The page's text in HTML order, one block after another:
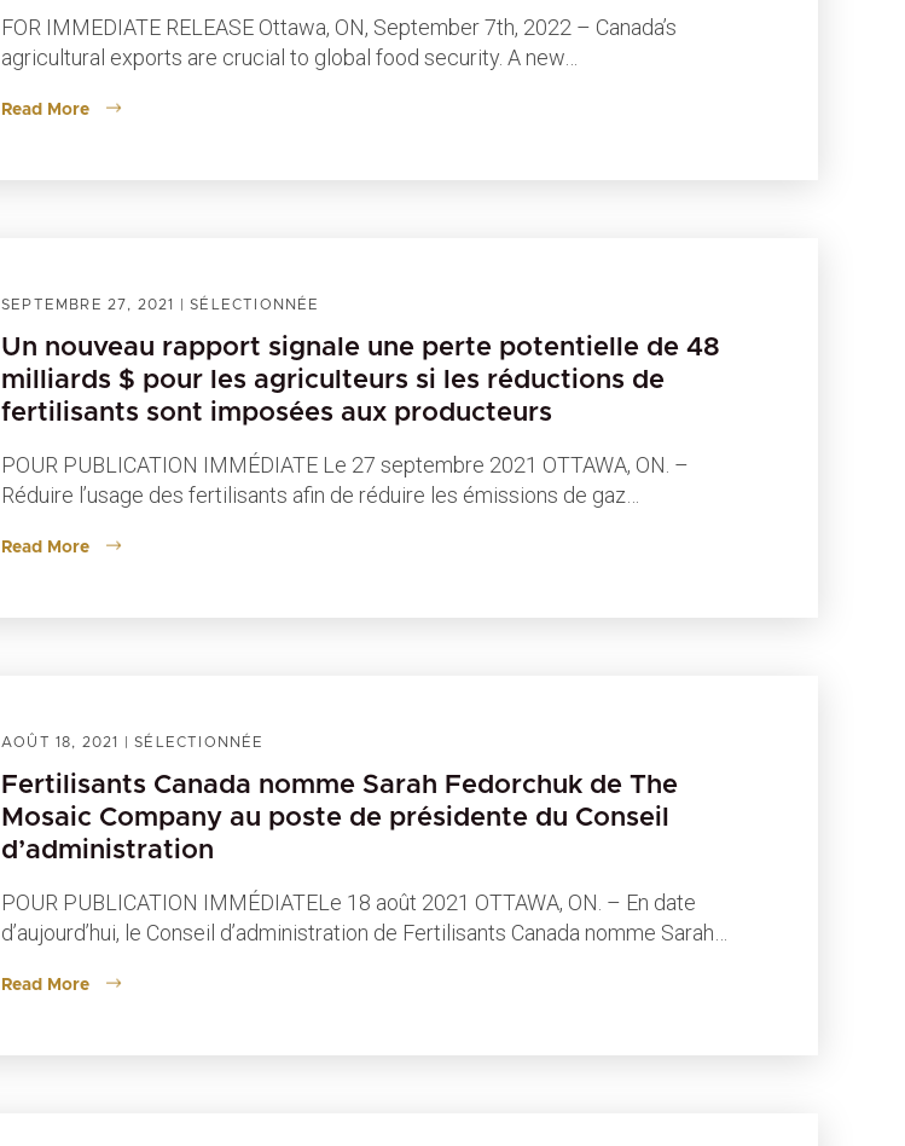
FOR IMMEDIATE RELEASE Ottawa, ON, September 7th, 2022 – Canada’s
agricultural exports are crucial to global food security. A new…
Read More
SEPTEMBRE 27, 2021 SÉLECTIONNÉE
Un nouveau rapport signale une perte potentielle de 48
milliards $ pour les agriculteurs si les réductions de
fertilisants sont imposées aux producteurs
POUR PUBLICATION IMMÉDIATE Le 27 septembre 2021 OTTAWA, ON. –
Réduire l’usage des fertilisants afin de réduire les émissions de gaz…
Read More
AOÛT 18, 2021 SÉLECTIONNÉE
Fertilisants Canada nomme Sarah Fedorchuk de The
Mosaic Company au poste de présidente du Conseil
d’administration
POUR PUBLICATION IMMÉDIATELe 18 août 2021 OTTAWA, ON. – En date
d’aujourd’hui, le Conseil d’administration de Fertilisants Canada nomme Sarah…
Read More